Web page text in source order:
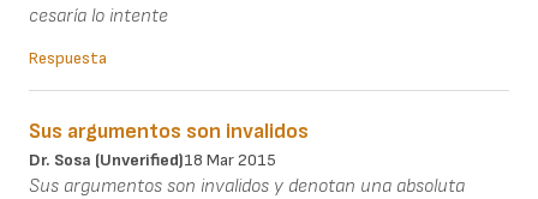
cesaría lo intente
Respuesta
Sus argumentos son invalidos
Dr. Sosa (unverified)18 Mar 2015
Sus argumentos son invalidos y denotan una absoluta